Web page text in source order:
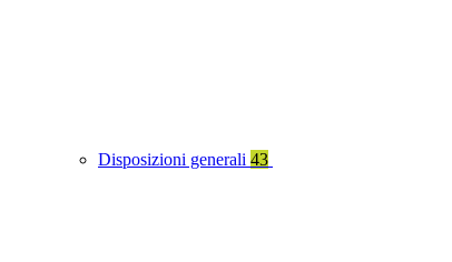
Disposizioni generali 43